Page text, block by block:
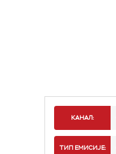
КАНАЛ:
ТИП ЕМИСИЈЕ: